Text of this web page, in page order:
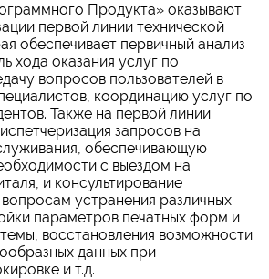
Продукта» оказывают
первой линии технической
обеспечивает первичный анализ
хода оказания услуг по
вопросов пользователей в
координацию услуг по
Также на первой линии
запросов на
обеспечивающую
с выездом на
и консультирование
устранения различных
параметров печатных форм и
восстановления возможности
данных при
и т.д.